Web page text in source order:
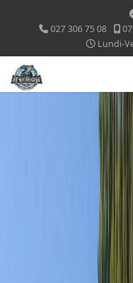
027 306 75 08
Lundi-